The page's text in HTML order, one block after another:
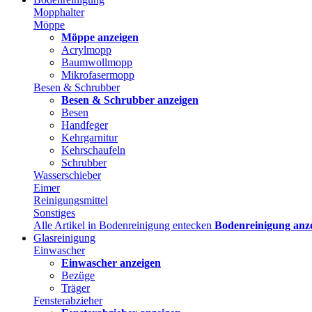
Mopphalter
Möppe
Möppe anzeigen
Acrylmopp
Baumwollmopp
Mikrofasermopp
Besen & Schrubber
Besen & Schrubber anzeigen
Besen
Handfeger
Kehrgarnitur
Kehrschaufeln
Schrubber
Wasserschieber
Eimer
Reinigungsmittel
Sonstiges
Alle Artikel in Bodenreinigung entecken Bodenreinigung
Glasreinigung
Einwascher
Einwascher anzeigen
Bezüge
Träger
Fensterabzieher